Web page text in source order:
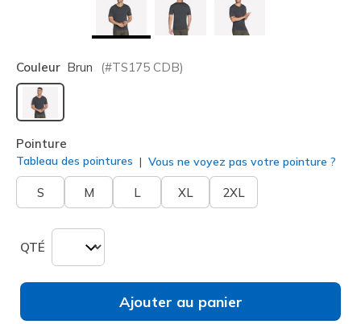
Couleur Brun (#TS175 CDB)
sélectionné
Pointure
Tableau des pointures Vous ne voyez pas votre pointure ?
S M L XL 2XL
QTÉ
Ajouter au panier